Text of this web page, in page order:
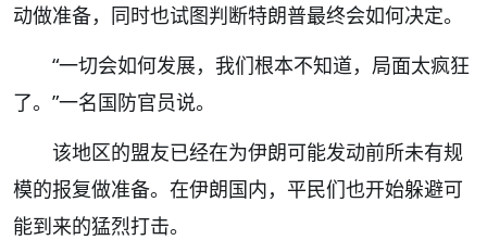
动做准备，同时也试图判断特朗普最终会如何决定。
“一切会如何发展，我们根本不知道，局面太疯狂
了。”一名国防官员说。
该地区的盟友已经在为伊朗可能发动前所未有规
模的报复做准备。在伊朗国内，平民们也开始躲避可
能到来的猛烈打击。